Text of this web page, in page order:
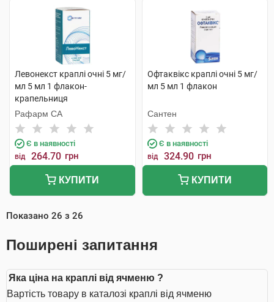
Левонекст краплі очні 5 мг/
мл 5 мл 1 флакон-
крапельниця
Рафарм СА
Є в наявності
від 264.70 грн
КУПИТИ
Офтаквікс краплі очні 5 мг/
мл 5 мл 1 флакон
Сантен
Є в наявності
від 324.90 грн
КУПИТИ
Показано 26 з 26
Поширені запитання
Яка ціна на краплі від ячменю ?
Вартість товару в каталозі краплі від ячменю